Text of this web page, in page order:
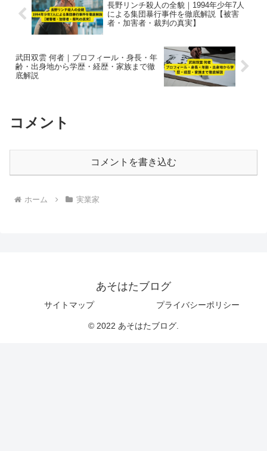
長野リンチ殺人の全貌｜1994年少年7人
による集団暴行事件を徹底解説【被害
者・加害者・裁判の真実】
武田双雲 何者｜プロフィール・身長・年
齢・出身地から学歴・経歴・家族まで徹
底解説
コメント
コメントを書き込む
ホーム 実業家
あそはたブログ
サイトマップ プライバシーポリシー
© 2022 あそはたブログ.